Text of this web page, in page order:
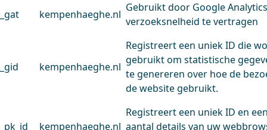
_gat kempenhaeghe.nl
Gebruikt door Google
verzoeksnelheid te vertragen
_gid kempenhaeghe.nl
Registreert een uniek ID die
gebruikt om statistische
te genereren over hoe de
de website gebruikt.
_pk_id kempenhaeghe.nl
Registreert een uniek ID en
aantal details van uw